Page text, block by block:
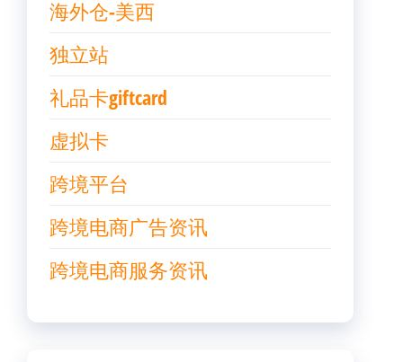
海外仓-美西
独立站
礼品卡giftcard
虚拟卡
跨境平台
跨境电商广告资讯
跨境电商服务资讯